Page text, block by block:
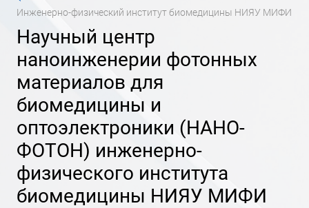
инженерно-физический институт биомедицины НИЯУ МИФИ
научный центр
наноинженерии фотонных
материалов для
биомедицины и
оптоэлектроники (НАНО-
ФОТОН) инженерно-
физического института
биомедицины НИЯУ МИФИ